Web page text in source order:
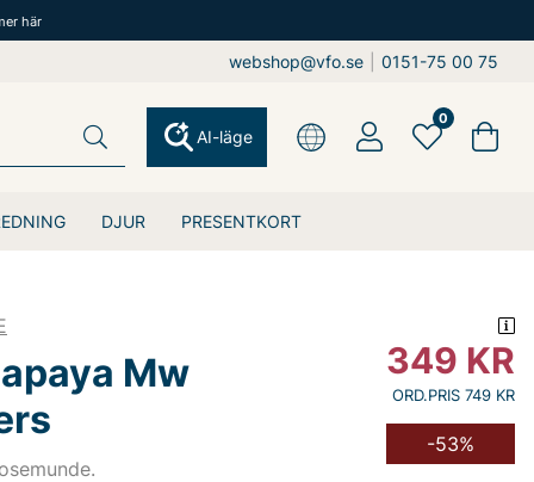
här
webshop@vfo.se 0151-75 00 75
DJUR PRESENTKORT
AI-läge
0
Mw
349 KR
ORD.PRIS 749 KR
-53%